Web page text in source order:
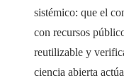
sistémico: que el
con recursos
reutilizable y
ciencia abierta